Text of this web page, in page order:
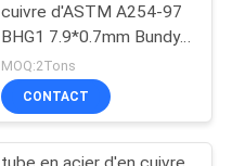
cuivre d'ASTM A254-97
BHG1 7.9*0.7mm Bundy
pour le condensateur
MOQ:2Tons
CONTACT